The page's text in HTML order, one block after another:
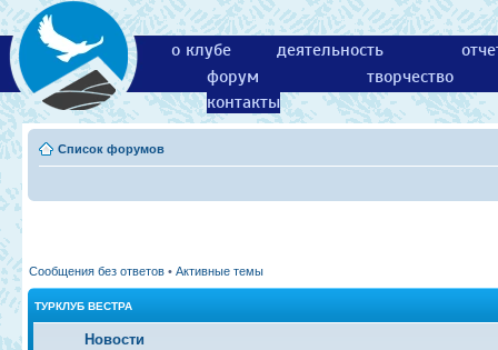
о клубе деятельность
форум
творчество
контакты
Список форумов
Сообщения без ответов • Активные темы
ТУРКЛУБ ВЕСТРА
Новости